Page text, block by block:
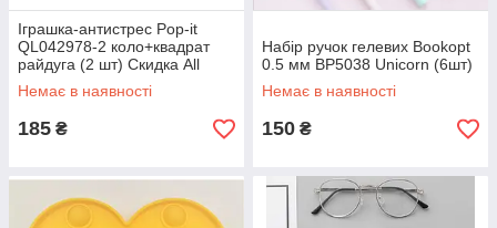
Іграшка-антистрес Pop-it
QL042978-2 коло+квадрат
райдуга (2 шт) Скидка All
1688
Немає в наявності
185 ₴
Набір ручок гелевих Bookopt
0.5 мм BP5038 Unicorn (6шт)
Немає в наявності
150 ₴